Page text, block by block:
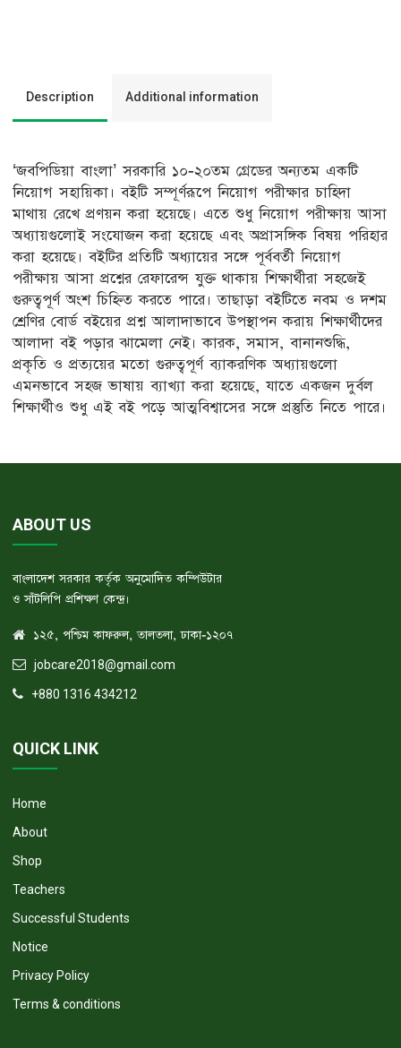
Description Additional information
‘জবপিডিয়া বাংলা’ সরকারি ১০-২০তম গ্রেডের অন্যতম একটি
নিয়োগ সহায়িকা। বইটি সম্পূর্ণরূপে নিয়োগ পরীক্ষার চাহিদা
মাথায় রেখে প্রণয়ন করা হয়েছে। এতে শুধু নিয়োগ পরীক্ষায় আসা
অধ্যায়গুলোই সংযোজন করা হয়েছে এবং অপ্রাসঙ্গিক বিষয় পরিহার
করা হয়েছে। বইটির প্রতিটি অধ্যায়ের সঙ্গে পূর্ববর্তী নিয়োগ
পরীক্ষায় আসা প্রশ্নের রেফারেন্স যুক্ত থাকায় শিক্ষার্থীরা সহজেই
গুরুত্বপূর্ণ অংশ চিহ্নিত করতে পারে। তাছাড়া বইটিতে নবম ও দশম
শ্রেণির বোর্ড বইয়ের প্রশ্ন আলাদাভাবে উপস্থাপন করায় শিক্ষার্থীদের
আলাদা বই পড়ার ঝামেলা নেই। কারক, সমাস, বানানশুদ্ধি,
প্রকৃতি ও প্রত্যয়ের মতো গুরুত্বপূর্ণ ব্যাকরণিক অধ্যায়গুলো
এমনভাবে সহজ ভাষায় ব্যাখ্যা করা হয়েছে, যাতে একজন দুর্বল
শিক্ষার্থীও শুধু এই বই পড়ে আত্মবিশ্বাসের সঙ্গে প্রস্তুতি নিতে পারে।
ABOUT US
বাংলাদেশ সরকার কর্তৃক অনুমোদিত কম্পিউটার
ও সাঁটলিপি প্রশিক্ষণ কেন্দ্র।
১২৫, পশ্চিম কাফরুল, তালতলা, ঢাকা-১২০৭
jobcare2018@gmail.com
+880 1316 434212
QUICK LINK
Home
About
Shop
Teachers
Successful Students
Notice
Privacy Policy
Terms & conditions